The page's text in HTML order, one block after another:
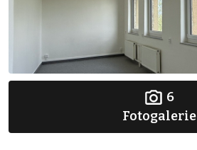
6
Fotogalerie